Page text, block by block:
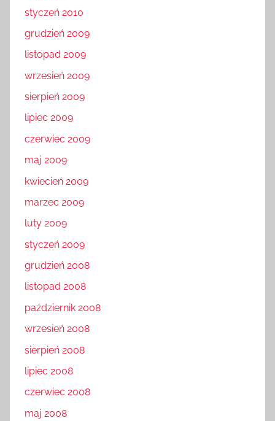
styczeń 2010
grudzień 2009
listopad 2009
wrzesień 2009
sierpień 2009
lipiec 2009
czerwiec 2009
maj 2009
kwiecień 2009
marzec 2009
luty 2009
styczeń 2009
grudzień 2008
listopad 2008
październik 2008
wrzesień 2008
sierpień 2008
lipiec 2008
czerwiec 2008
maj 2008